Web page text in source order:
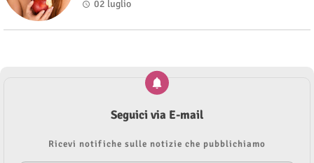
02 luglio
Seguici via E-mail
Ricevi notifiche sulle notizie che pubblichiamo